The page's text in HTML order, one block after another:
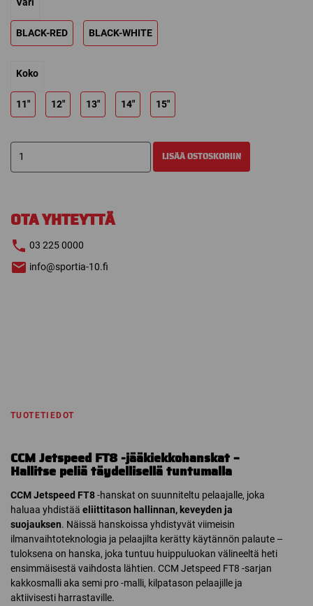
BLACK-RED BLACK-WHITE
Koko
11" 12" 13" 14" 15"
CCM
JETSPEED
LISÄÄ OSTOSKORIIN
OTA YHTEYTTÄ
03 225 0000
info@sportia-10.fi
TUOTETIEDOT
CCM Jetspeed FT8 -jääkiekkohanskat –
Hallitse peliä täydellisellä tuntumalla
CCM Jetspeed FT8-hanskat on suunniteltu pelaajalle, joka
haluaa yhdistää eliittitason hallinnan, keveyden ja
suojauksen. Näissä hanskoissa yhdistyvät viimeisin
ilmanvaihtoteknologia ja pelaajilta kerätty käytännön palaute –
tuloksena on hanska, joka tuntuu huippuluokan välineeltä heti
ensimmäisestä vaihdosta lähtien. CCM Jetspeed FT8 -sarjan
kakkosmalli aka semi pro -malli, kilpatason pelaajille ja
aktiivisesti harrastaville.